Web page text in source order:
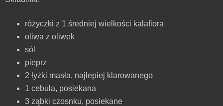
różyczki z 1 średniej wielkości kalafiora
oliwa z oliwek
sól
pieprz
2 łyżki masła, najlepiej klarowanego
1 cebula, posiekana
3 ząbki czosnku, posiekane